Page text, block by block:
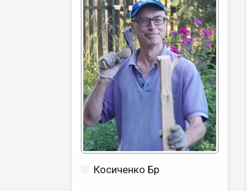
Косиченко Бр